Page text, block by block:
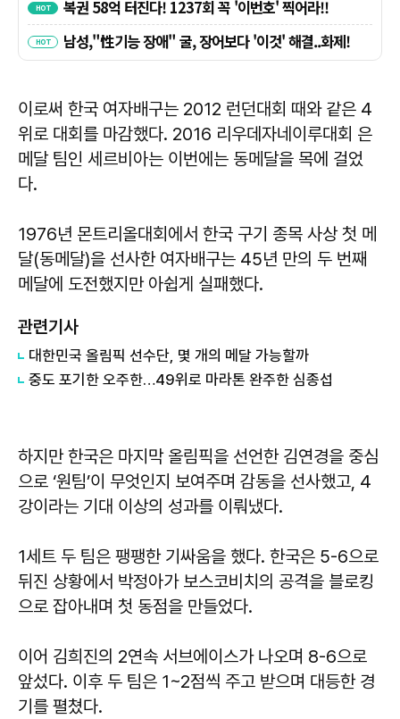
이로써 한국 여자배구는 2012 런던대회 때와 같은 4
위로 대회를 마감했다. 2016 리우데자네이루대회 은
메달 팀인 세르비아는 이번에는 동메달을 목에 걸었
다.
1976년 몬트리올대회에서 한국 구기 종목 사상 첫 메
달(동메달)을 선사한 여자배구는 45년 만의 두 번째
메달에 도전했지만 아쉽게 실패했다.
관련기사
​대한민국 올림픽 선수단, 몇 개의 메달 가능할까
​중도 포기한 오주한…49위로 마라톤 완주한 심종섭
하지만 한국은 마지막 올림픽을 선언한 김연경을 중심
으로 ‘원팀’이 무엇인지 보여주며 감동을 선사했고, 4
강이라는 기대 이상의 성과를 이뤄냈다.
1세트 두 팀은 팽팽한 기싸움을 했다. 한국은 5-6으로
뒤진 상황에서 박정아가 보스코비치의 공격을 블로킹
으로 잡아내며 첫 동점을 만들었다.
이어 김희진의 2연속 서브에이스가 나오며 8-6으로
앞섰다. 이후 두 팀은 1~2점씩 주고 받으며 대등한 경
기를 펼쳤다.